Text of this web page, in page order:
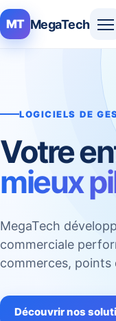
MT MegaTech
LOGICIELS DE
Votre
mieux
MegaTech
commerciale
commerces,
Découvrir nos